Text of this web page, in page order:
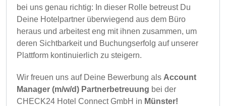
bei uns genau richtig: In dieser Rolle betreust Du
Deine Hotelpartner überwiegend aus dem Büro
heraus und arbeitest eng mit ihnen zusammen, um
deren Sichtbarkeit und Buchungserfolg auf unserer
Plattform kontinuierlich zu steigern.
Wir freuen uns auf Deine Bewerbung als Account
Manager (m/w/d) Partnerbetreuung bei der
CHECK24 Hotel Connect GmbH in Münster!